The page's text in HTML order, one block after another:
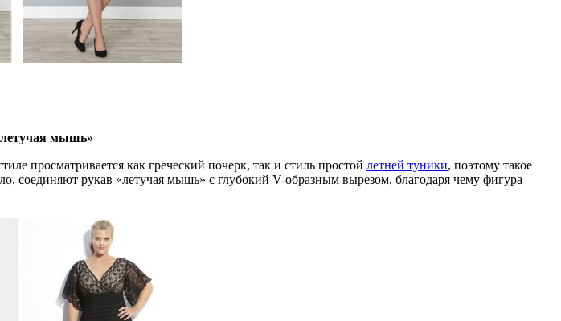
мышь»
просматривается как греческий почерк, так и стиль простой летней туники, поэтому такое
соединяют рукав «летучая мышь» с глубокий V-образным вырезом, благодаря чему фигура